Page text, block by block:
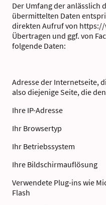
Der Umfang der anlässlich
übermittelten Daten
direkten Aufruf von
Übertragen und ggf. von
folgende Daten:
Adresse der Internetseite,
also diejenige Seite, die
Ihre IP-Adresse
Ihr Browsertyp
Ihr Betriebssystem
Ihre Bildschirmauflösung
Verwendete Plug-ins wie
Flash